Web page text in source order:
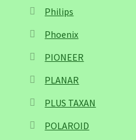
Philips
Phoenix
PIONEER
PLANAR
PLUS TAXAN
POLAROID